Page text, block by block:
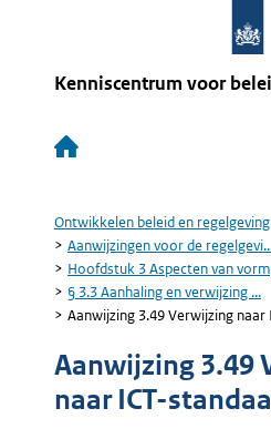
Kenniscentrum voor
Hoofdnavigatie
Kruimelpad
Ontwikkelen beleid en regelgeving
Aanwijzingen voor de
Hoofdstuk 3 Aspecten van
§ 3.3 Aanhaling en verwijzing ...
Aanwijzing 3.49 Verwijzing naar
Aanwijzing 3.49
naar ICT-